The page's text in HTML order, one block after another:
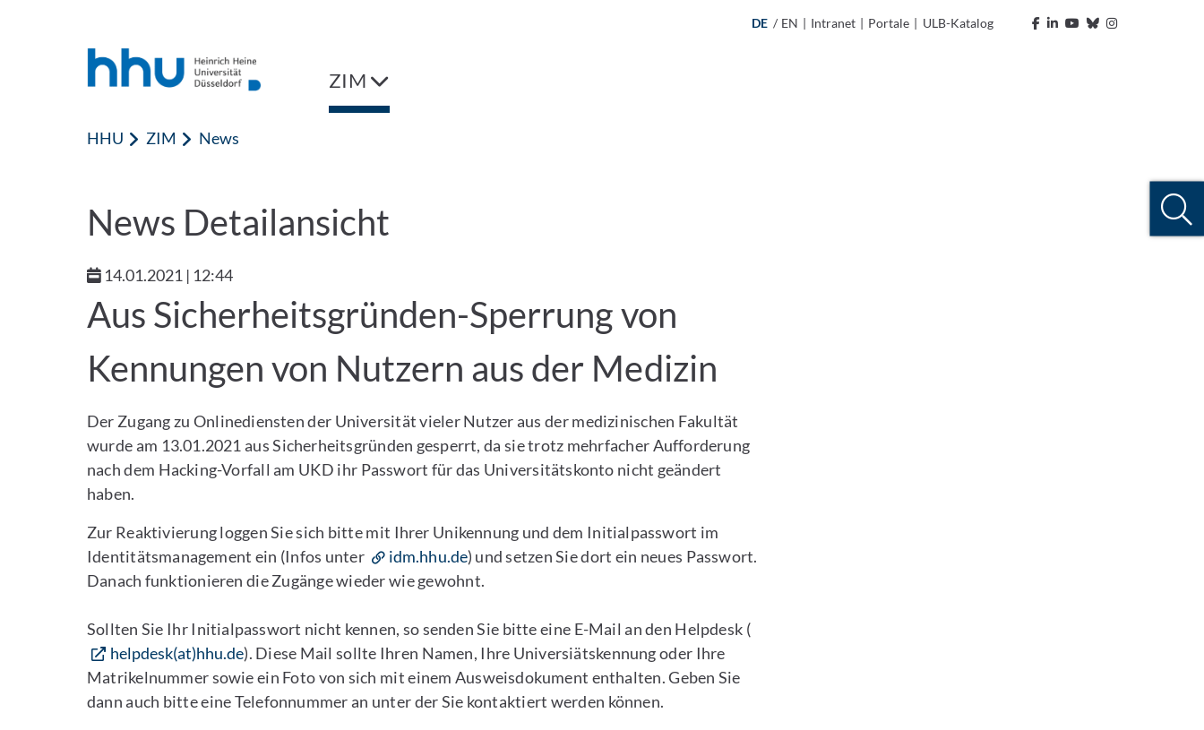
DE / EN | Intranet | Portale | ULB-Katalog
ZIM
HHU ZIM News
News Detailansicht
14.01.2021 | 12:44
Aus Sicherheitsgründen-Sperrung von
Kennungen von Nutzern aus der Medizin
Der Zugang zu Onlinediensten der Universität vieler Nutzer aus der medizinischen Fakultät
wurde am 13.01.2021 aus Sicherheitsgründen gesperrt, da sie trotz mehrfacher Aufforderung
nach dem Hacking-Vorfall am UKD ihr Passwort für das Universitätskonto nicht geändert
haben.
Zur Reaktivierung loggen Sie sich bitte mit Ihrer Unikennung und dem Initialpasswort im
Identitätsmanagement ein (Infos unter
idm.hhu.de) und setzen Sie dort ein neues Passwort.
Danach funktionieren die Zugänge wieder wie gewohnt.
Sollten Sie Ihr Initialpasswort nicht kennen, so senden Sie bitte eine E-Mail an den Helpdesk (
helpdesk(at)hhu.de). Diese Mail sollte Ihren Namen, Ihre Universiätskennung oder Ihre
Matrikelnummer sowie ein Foto von sich mit einem Ausweisdokument enthalten. Geben Sie
dann auch bitte eine Telefonnummer an unter der Sie kontaktiert werden können.